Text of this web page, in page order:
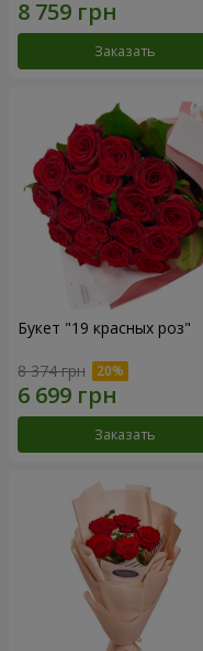
Заказать
Букет "19 красных роз"
8 374 грн
Заказать